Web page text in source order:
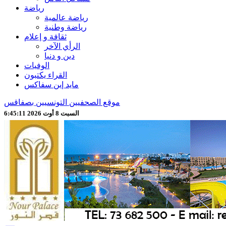
رياضة
رياضة عالمية
رياضة وطنية
ثقافة و إعلام
الرأي الآخر
دين و دنيا
الوفيات
القراء يكتبون
مايد إين سفاكس
موقع الصحفيين التونسيين بصفاقس
السبت 8 أوت 2026 6:45:13